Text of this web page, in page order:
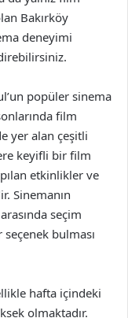
Bakırköy
deneyimi
popüler sinema
film
yer alan çeşitli
keyifli bir film
etkinlikler ve
Sinemanın
seçim
bulması
hafta içindeki
olmaktadır.